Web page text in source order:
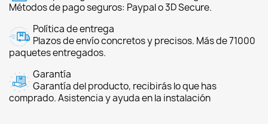
Métodos de pago seguros: Paypal o 3D Secure.
Política de entrega
Plazos de envío concretos y precisos. Más de 71000
paquetes entregados.
Garantía
Garantía del producto, recibirás lo que has
comprado. Asistencia y ayuda en la instalación